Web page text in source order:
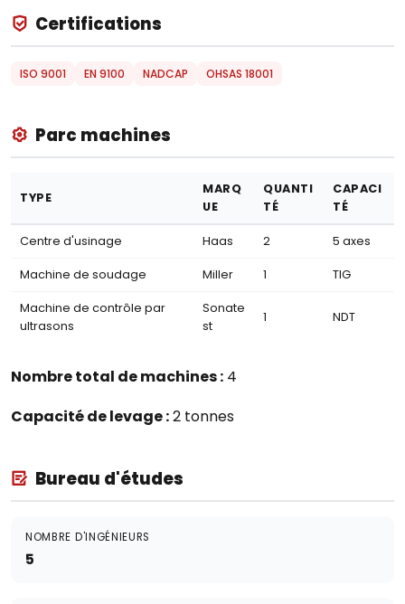
Certifications
ISO 9001 EN 9100 NADCAP OHSAS 18001
Parc machines
TYPE
MARQ
UE
QUANTI
TÉ
CAPACI
TÉ
Centre d'usinage Haas 2 5 axes
Machine de soudage Miller 1 TIG
Machine de contrôle par
ultrasons
Sonate
st
1 NDT
Nombre total de machines : 4
Capacité de levage :2 tonnes
Bureau d'études
NOMBRE D'INGÉNIEURS
5